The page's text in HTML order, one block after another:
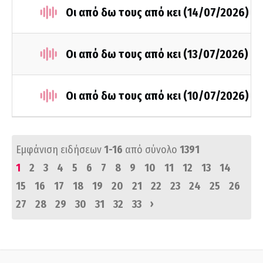
Οι από δω τους από κει (14/07/2026)
Οι από δω τους από κει (13/07/2026)
Οι από δω τους από κει (10/07/2026)
Εμφάνιση ειδήσεων1-16 από σύνολο 1391
1
2 3 4 5 6 7 8 9 10 11 12 13
14
15
16 17 18 19 20 21 22 23 24 25
26
27
28 29 30 31 32 33 ›